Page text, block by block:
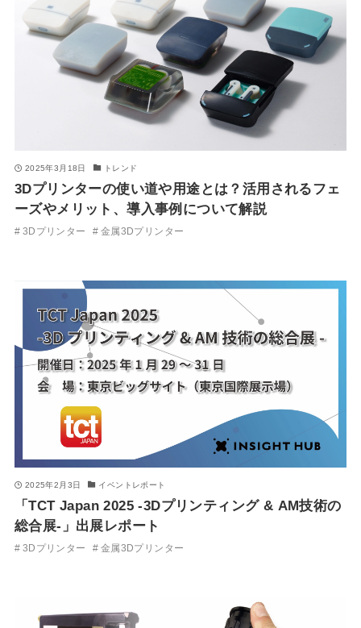
2025年3月18日 トレンド
3Dプリンターの使い道や用途とは？活用されるフェ
ーズやメリット、導入事例について解説
3Dプリンター 金属3Dプリンター
2025年2月3日 イベントレポート
「TCT Japan 2025 -3Dプリンティング & AM技術の
総合展-」出展レポート
3Dプリンター 金属3Dプリンター